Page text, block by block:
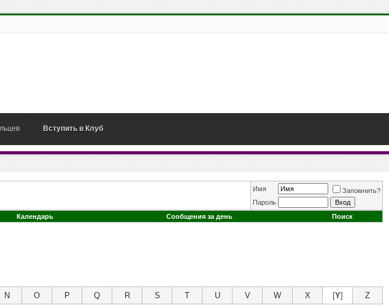
Вступить в Клуб
Имя
Запомнить?
Пароль
Календарь Сообщения за день Поиск
N O P Q R S T U V W X [Y] Z